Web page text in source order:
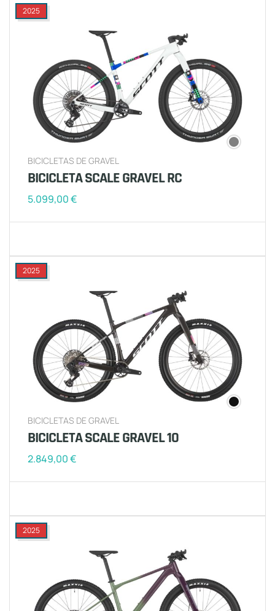
2025
BICICLETAS DE GRAVEL
BICICLETA SCALE GRAVEL RC
5.099,00€
2025
BICICLETAS DE GRAVEL
BICICLETA SCALE GRAVEL 10
2.849,00€
2025